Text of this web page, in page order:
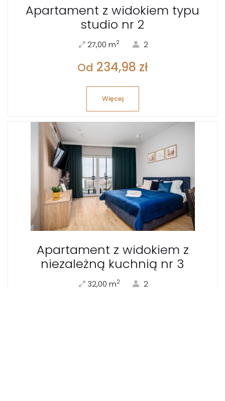
Apartament z widokiem typu
studio nr 2
27,00 m2 2
Od 234,98 zł
Więcej
Apartament z widokiem z
niezależną kuchnią nr 3
32,00 m2 2